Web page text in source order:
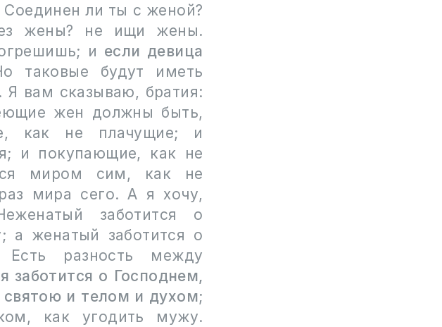
Соединен ли ты с женой?
жены? не ищи жены.
и если девица
таковые будут иметь
вам сказываю, братия:
жен должны быть,
как не плачущие; и
и покупающие, как не
миром сим, как не
мира сего. А я хочу,
заботится о
а женатый заботится о
разность между
заботится о Господнем,
святою и телом и духом;
как угодить мужу.